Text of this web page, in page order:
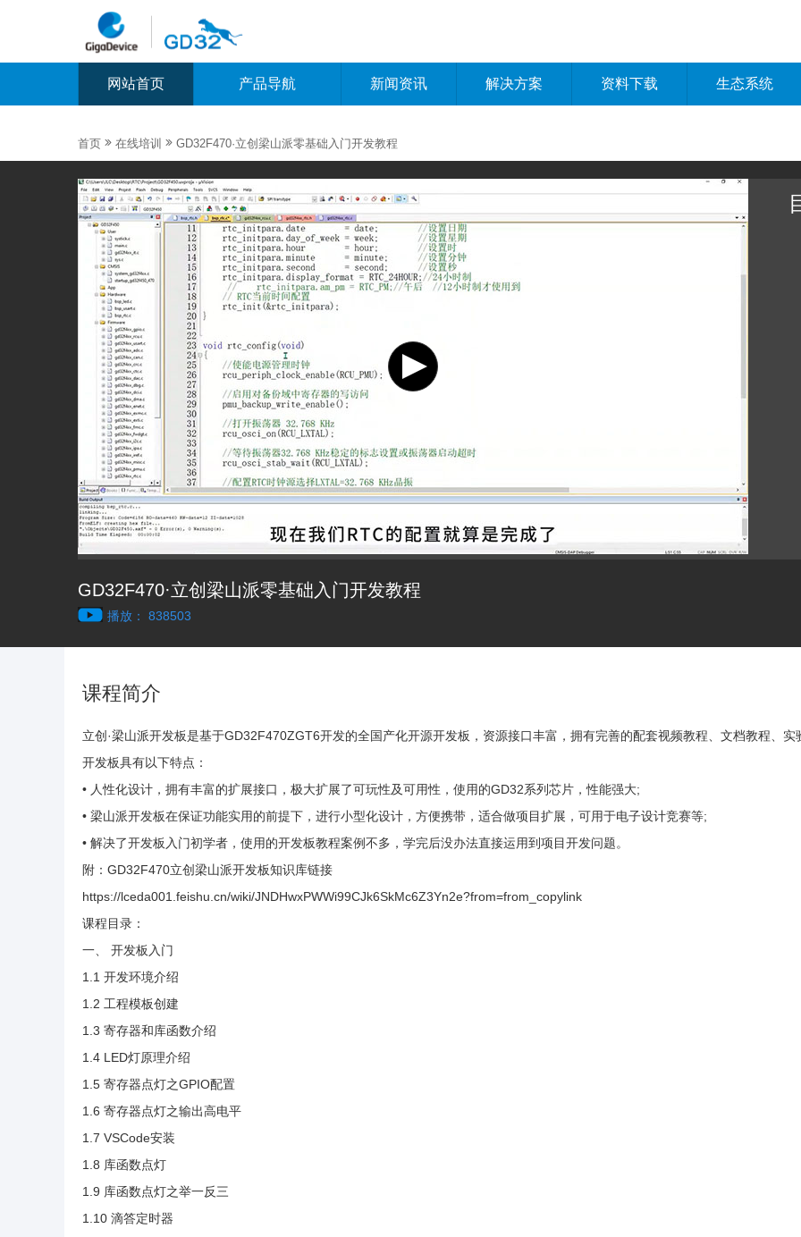
网站首页 产品导航 新闻资讯 解决方案 资料下载 生态系统
首页  在线培训  GD32F470·立创梁山派零基础入门开发教程
GD32F470·立创梁山派零基础入门开发教程
播放： 838503
课程简介
立创·梁山派开发板是基于GD32F470ZGT6开发的全国产化开源开发板，资源接口丰富，拥有完善的配套视频教程、文档教程、实
开发板具有以下特点：
• 人性化设计，拥有丰富的扩展接口，极大扩展了可玩性及可用性，使用的GD32系列芯片，性能强大;
• 梁山派开发板在保证功能实用的前提下，进行小型化设计，方便携带，适合做项目扩展，可用于电子设计竞赛等;
• 解决了开发板入门初学者，使用的开发板教程案例不多，学完后没办法直接运用到项目开发问题。
附：GD32F470立创梁山派开发板知识库链接
https://lceda001.feishu.cn/wiki/JNDHwxPWWi99CJk6SkMc6Z3Yn2e?from=from_copylink
课程目录：
一、 开发板入门
1.1 开发环境介绍
1.2 工程模板创建
1.3 寄存器和库函数介绍
1.4 LED灯原理介绍
1.5 寄存器点灯之GPIO配置
1.6 寄存器点灯之输出高电平
1.7 VSCode安装
1.8 库函数点灯
1.9 库函数点灯之举一反三
1.10 滴答定时器